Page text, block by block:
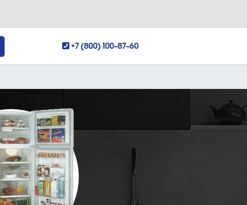
+7 (800) 100-87-60